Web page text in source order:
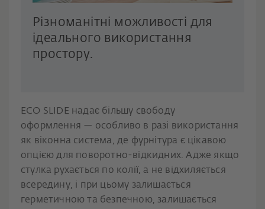
Різноманітні можливості для
ідеального використання
простору.
ECO SLIDE надає більшу свободу
оформлення — особливо в разі використання
як віконна система, де фурнітура є цікавою
опцією для поворотно-відкидних. Адже якщо
стулка рухається по колії, а не відхиляється
всередину, і при цьому залишається
герметичною та безпечною, залишається